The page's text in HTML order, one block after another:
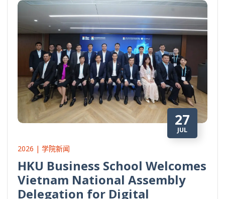
27
JUL
2026 | 学院新闻
HKU Business School Welcomes
Vietnam National Assembly
Delegation for Digital